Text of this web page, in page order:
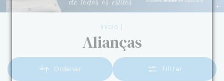
Início
Alianças
Ordenar Filtrar